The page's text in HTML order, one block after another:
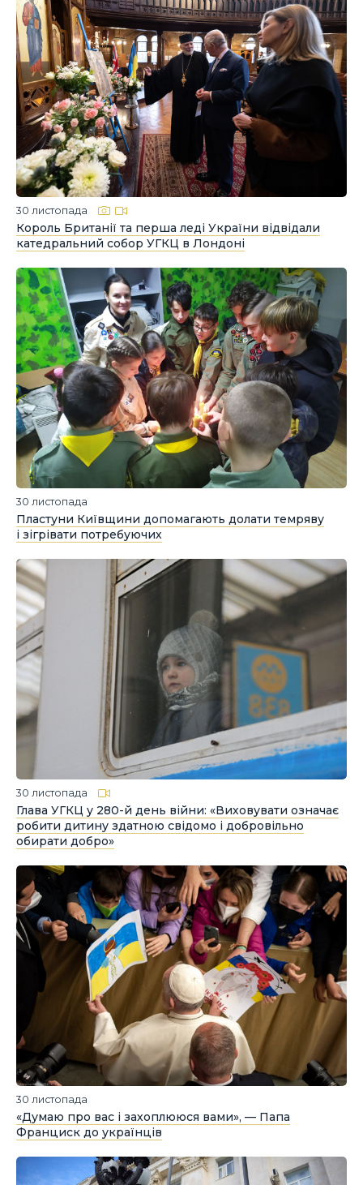
30 листопада
Король Британії та перша леді України відвідали
катедральний собор УГКЦ в Лондоні
30 листопада
Пластуни Київщини допомагають долати темряву
і зігрівати потребуючих
30 листопада
Глава УГКЦ у 280-й день війни: «Виховувати означає
робити дитину здатною свідомо і добровільно
обирати добро»
30 листопада
«Думаю про вас і захоплююся вами», — Папа
Франциск до українців